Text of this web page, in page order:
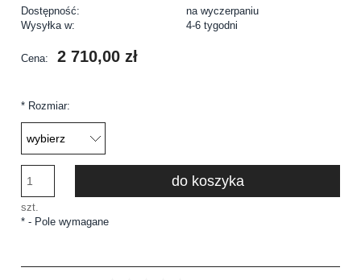
Dostępność:
na wyczerpaniu
Wysyłka w:
4-6 tygodni
Cena: 2 710,00 zł
* Rozmiar:
szt.
do koszyka
* - Pole wymagane